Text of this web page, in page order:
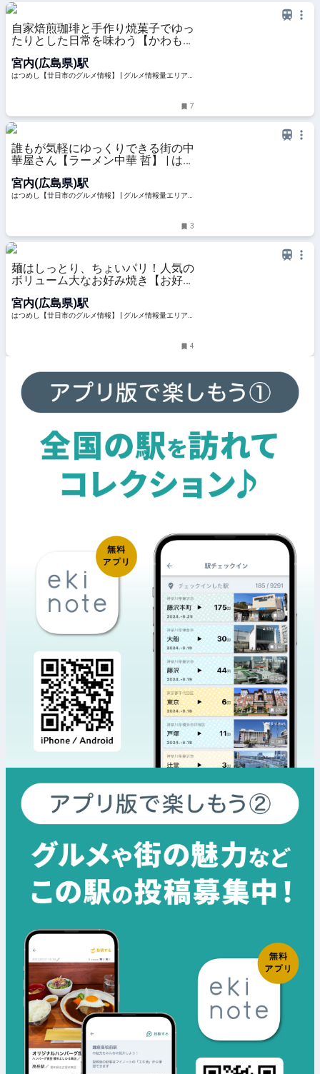
自家焙煎珈琲と手作り焼菓子でゆっ
たりとした日常を味わう【かわもと
メ情報】
宮内(広島県)駅
はつめし【廿日市のグルメ情報】 | グルメ情報量エリアN
7
誰もが気軽にゆっくりできる街の中
華屋さん【ラーメン中華 哲】 | はつ
宮内(広島県)駅
はつめし【廿日市のグルメ情報】 | グルメ情報量エリアN
3
麺はしっとり、ちょいパリ！人気の
ボリューム大なお好み焼き【お好み
のグルメ情報】
宮内(広島県)駅
はつめし【廿日市のグルメ情報】 | グルメ情報量エリアN
4